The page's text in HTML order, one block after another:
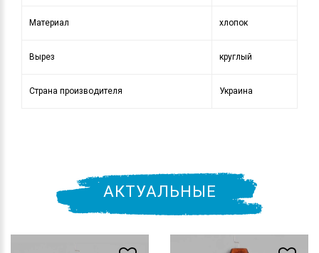
Материал хлопок
Вырез круглый
Страна производителя Украина
АКТУАЛЬНЫЕ